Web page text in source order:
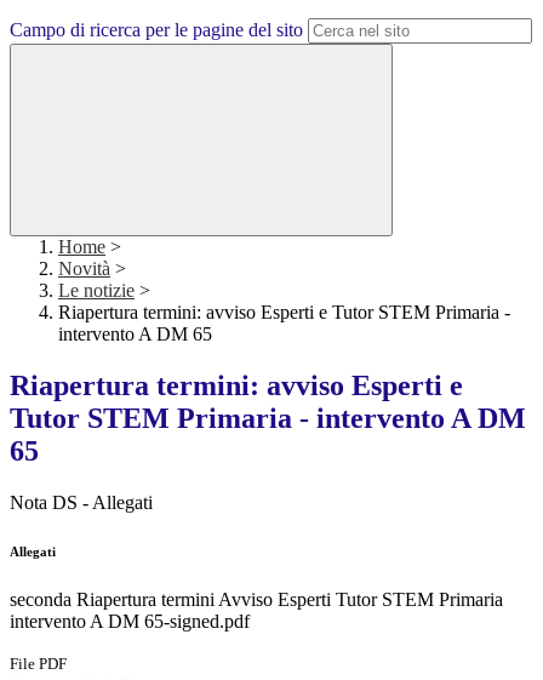
Campo di ricerca per le pagine del sito
Home >
Novità >
Le notizie >
Riapertura termini: avviso Esperti e Tutor STEM Primaria -
intervento A DM 65
Riapertura termini: avviso Esperti e
Tutor STEM Primaria - intervento A DM
65
Nota DS - Allegati
Allegati
seconda Riapertura termini Avviso Esperti Tutor STEM Primaria
intervento A DM 65-signed.pdf
File PDF